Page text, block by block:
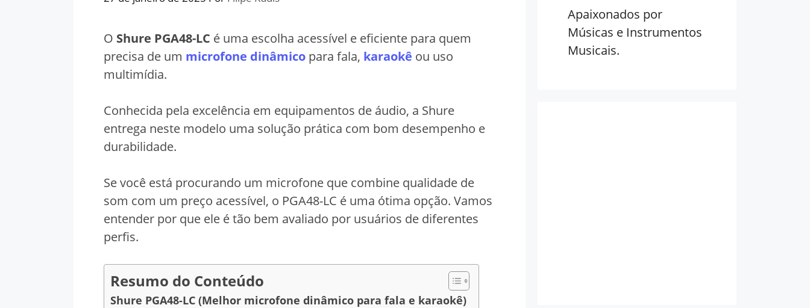
O Shure PGA48-LC é uma escolha acessível e eficiente para quem
precisa de um microfone dinâmico para fala, karaokê ou uso
multimídia.
Conhecida pela excelência em equipamentos de áudio, a Shure
entrega neste modelo uma solução prática com bom desempenho e
durabilidade.
Se você está procurando um microfone que combine qualidade de
som com um preço acessível, o PGA48-LC é uma ótima opção. Vamos
entender por que ele é tão bem avaliado por usuários de diferentes
perfis.
Resumo do Conteúdo
Shure PGA48-LC (Melhor microfone dinâmico para fala e karaokê)
Apaixonados por
Músicas e Instrumentos
Musicais.